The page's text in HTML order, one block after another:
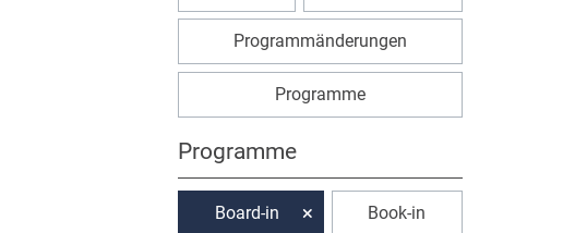
Programmänderungen
Programme
Programme
Board-in Book-in